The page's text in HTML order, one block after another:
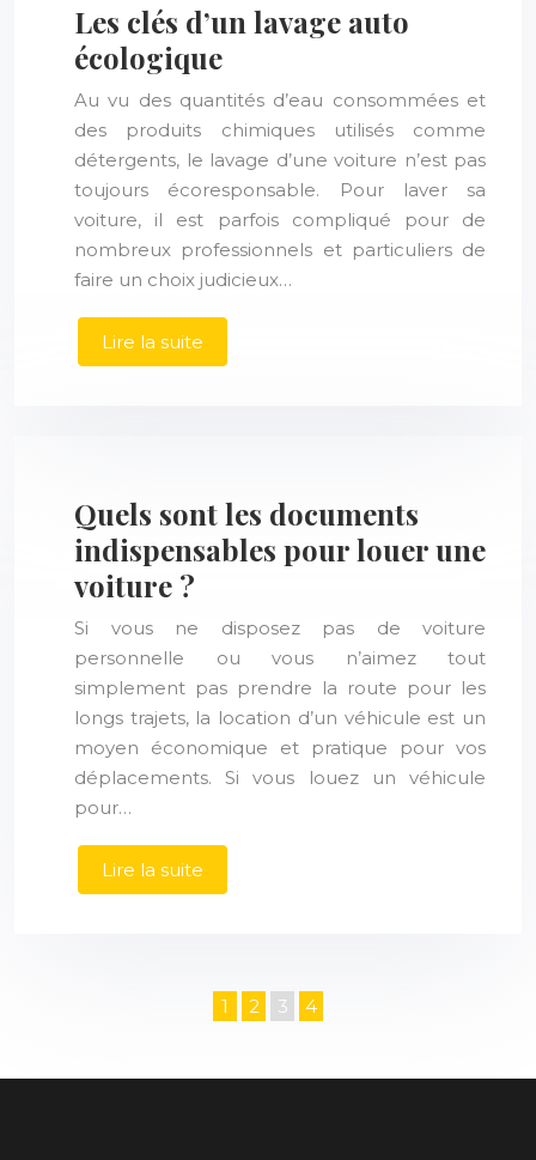
Les clés d’un lavage auto
écologique
Au vu des quantités d’eau consommées et
des produits chimiques utilisés comme
détergents, le lavage d’une voiture n’est pas
toujours écoresponsable. Pour laver sa
voiture, il est parfois compliqué pour de
nombreux professionnels et particuliers de
faire un choix judicieux…
Lire la suite
Quels sont les documents
indispensables pour louer une
voiture ?
Si vous ne disposez pas de voiture
personnelle ou vous n’aimez tout
simplement pas prendre la route pour les
longs trajets, la location d’un véhicule est un
moyen économique et pratique pour vos
déplacements. Si vous louez un véhicule
pour…
Lire la suite
1 2 3 4